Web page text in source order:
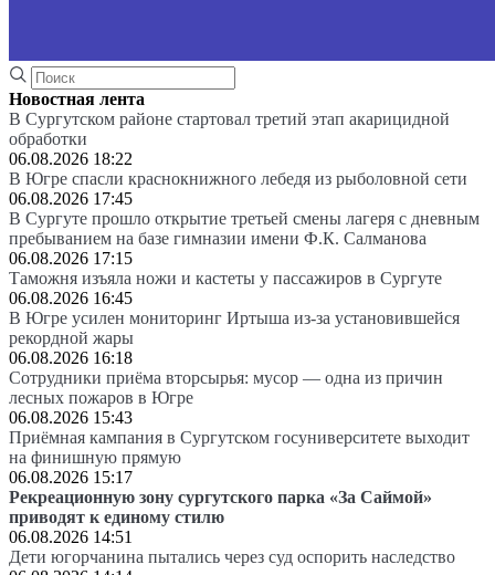
Новостная лента
В Сургутском районе стартовал третий этап акарицидной
обработки
06.08.2026 18:22
В Югре спасли краснокнижного лебедя из рыболовной сети
06.08.2026 17:45
В Сургуте прошло открытие третьей смены лагеря с дневным
пребыванием на базе гимназии имени Ф.К. Салманова
06.08.2026 17:15
Таможня изъяла ножи и кастеты у пассажиров в Сургуте
06.08.2026 16:45
В Югре усилен мониторинг Иртыша из-за установившейся
рекордной жары
06.08.2026 16:18
Сотрудники приёма вторсырья: мусор — одна из причин
лесных пожаров в Югре
06.08.2026 15:43
Приёмная кампания в Сургутском госуниверситете выходит
на финишную прямую
06.08.2026 15:17
Рекреационную зону сургутского парка «За Саймой»
приводят к единому стилю
06.08.2026 14:51
Дети югорчанина пытались через суд оспорить наследство